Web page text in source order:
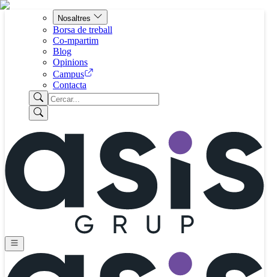
Nosaltres
Borsa de treball
Co-mpartim
Blog
Opinions
Campus
Contacta